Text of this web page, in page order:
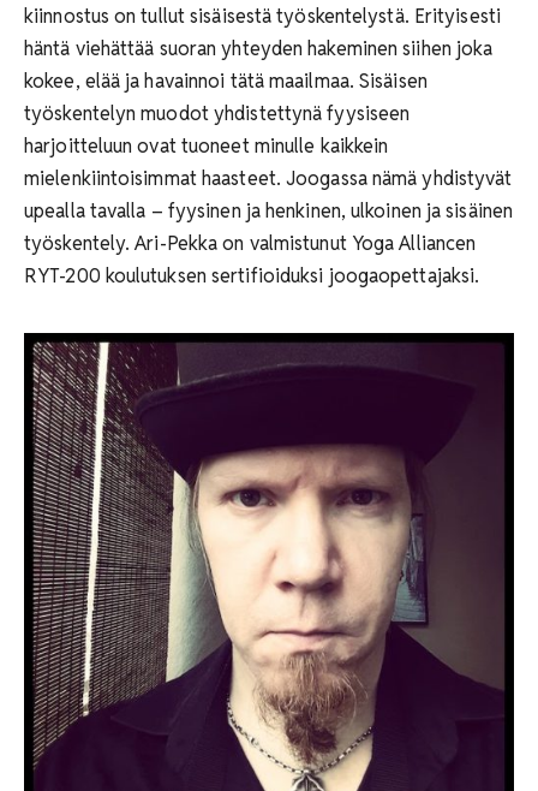
kiinnostus on tullut sisäisestä työskentelystä. Erityisesti
häntä viehättää suoran yhteyden hakeminen siihen joka
kokee, elää ja havainnoi tätä maailmaa. Sisäisen
työskentelyn muodot yhdistettynä fyysiseen
harjoitteluun ovat tuoneet minulle kaikkein
mielenkiintoisimmat haasteet. Joogassa nämä yhdistyvät
upealla tavalla – fyysinen ja henkinen, ulkoinen ja sisäinen
työskentely. Ari-Pekka on valmistunut Yoga Alliancen
RYT-200 koulutuksen sertifioiduksi joogaopettajaksi.